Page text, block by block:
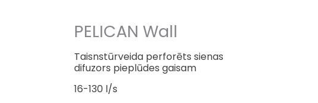
PELICAN Wall
Taisnstūrveida perforēts sienas
difuzors pieplūdes gaisam
16-130 l/s